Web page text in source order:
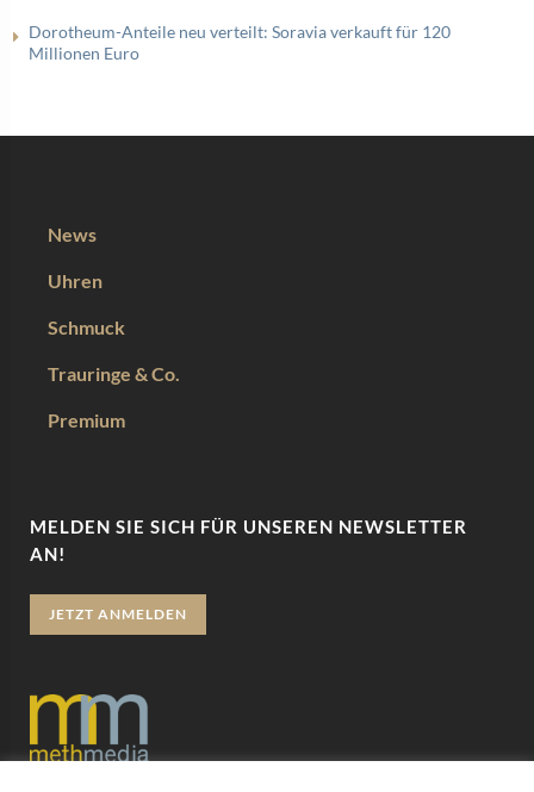
Dorotheum-Anteile neu verteilt: Soravia verkauft für 120
Millionen Euro
News
Uhren
Schmuck
Trauringe & Co.
Premium
MELDEN SIE SICH FÜR UNSEREN NEWSLETTER
AN!
JETZT ANMELDEN